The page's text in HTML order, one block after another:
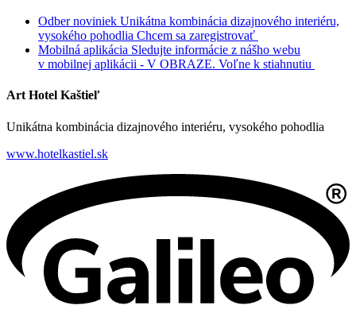
Odber noviniek Unikátna kombinácia dizajnového interiéru,
vysokého pohodlia Chcem sa zaregistrovať
Mobilná aplikácia Sledujte informácie z nášho webu
v mobilnej aplikácii - V OBRAZE. Voľne k stiahnutiu
Art Hotel Kaštieľ
Unikátna kombinácia dizajnového interiéru, vysokého pohodlia
www.hotelkastiel.sk